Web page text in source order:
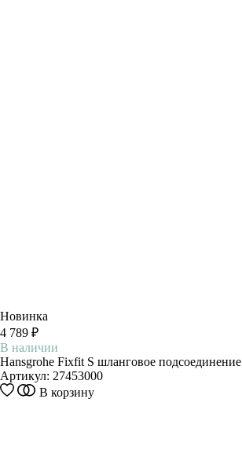
Новинка
4 789 ₽
В наличии
Hansgrohe Fixfit S шланговое подсоединение
Артикул: 27453000
В корзину